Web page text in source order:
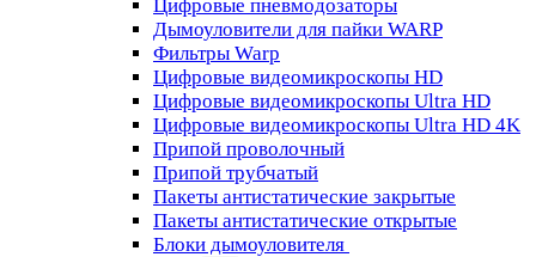
Цифровые пневмодозаторы
Дымоуловители для пайки WARP
Фильтры Warp
Цифровые видеомикроскопы HD
Цифровые видеомикроскопы Ultra HD
Цифровые видеомикроскопы Ultra HD 4K
Припой проволочный
Припой трубчатый
Пакеты антистатические закрытые
Пакеты антистатические открытые
Блоки дымоуловителя